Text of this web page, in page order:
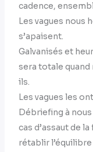
cadence,
Les vagues nous
s’apaisent.
Galvanisés et
sera totale
ils.
Les vagues les
Débriefing à
cas d’assaut de
rétablir l’équilibre